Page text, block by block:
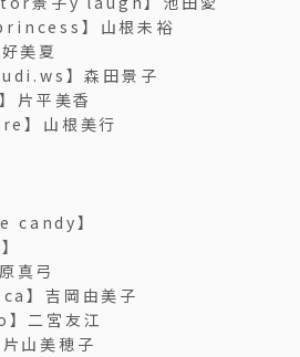
】山根未裕
美夏
】森田景子
平美香
】山根美行
candy】
真弓
】吉岡由美子
二宮友江
山美穂子